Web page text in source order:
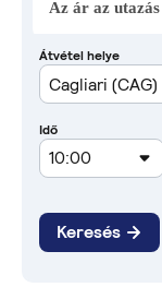
Az ár az